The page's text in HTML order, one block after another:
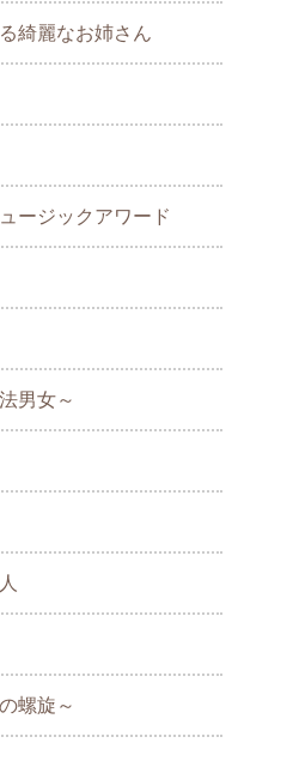
綺麗なお姉さん
ージックアワード
男女～
螺旋～